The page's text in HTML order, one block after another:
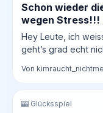
Schon wieder
wegen Stress!!!
Hey Leute, ich
geht’s grad echt
Von
🎰 Glücksspiel